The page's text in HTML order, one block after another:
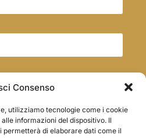
Consenso
utilizziamo tecnologie come i cookie
informazioni del dispositivo. Il
permetterà di elaborare dati come il